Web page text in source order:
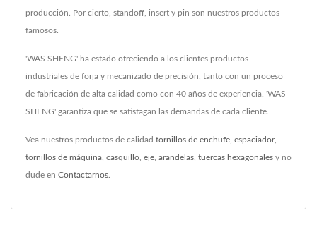
producción. Por cierto, standoff, insert y pin son nuestros productos
famosos.
'WAS SHENG' ha estado ofreciendo a los clientes productos
industriales de forja y mecanizado de precisión, tanto con un proceso
de fabricación de alta calidad como con 40 años de experiencia. 'WAS
SHENG' garantiza que se satisfagan las demandas de cada cliente.
Vea nuestros productos de calidad tornillos de enchufe espaciador,
tornillos de máquina casquillo eje arandelas tuercas hexagonales y no
dude en Contactarnos